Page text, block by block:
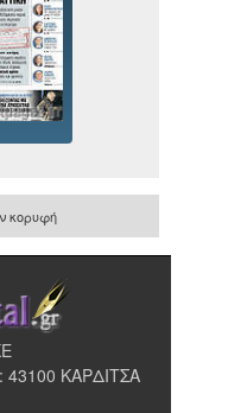
κορυφή
ΚΑΡΔΙΤΣΑ